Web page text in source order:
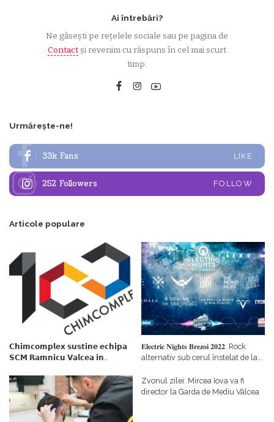
Ai întrebări?
Ne găsești pe rețelele sociale sau pe pagina de
Contactși revenim cu răspuns în cel mai scurt
timp.
Urmărește-ne!
33k Fans LIKE
252 Followers FOLLOW
Articole populare
𝗖𝗵𝗶𝗺𝗰𝗼𝗺𝗽𝗹𝗲𝘅 𝘀𝘂𝘀𝘁𝗶𝗻𝗲 𝗲𝗰𝗵𝗶𝗽𝗮
𝗦𝗖𝗠 𝗥𝗮𝗺𝗻𝗶𝗰𝘂 𝗩𝗮𝗹𝗰𝗲𝗮 𝗶𝗻
𝗳𝗶𝗻𝗮𝗻𝘁𝗮𝘁𝗼𝗿
𝐄𝐥𝐞𝐜𝐭𝐫𝐢𝐜 𝐍𝐢𝐠𝐡𝐭𝐬 𝐁𝐫𝐞𝐳𝐨𝐢 𝟐𝟎𝟐𝟐. Rock
alternativ sub cerul înstelat de la
Zvonul zilei: Mircea Iova va fi
director la Garda de Mediu Vâlcea